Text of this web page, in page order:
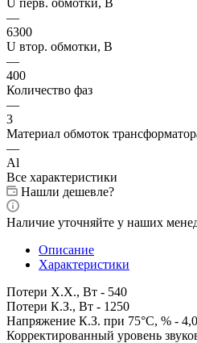
—
6300
U втор. обмотки, В
—
400
Количество фаз
—
3
Материал обмоток
—
Al
Все характеристики
Нашли дешевле?
Наличие уточняйте у наших
Описание
Характеристики
Потери Х.Х., Вт - 540
Потери К.З., Вт - 1250
Напряжение К.З. при 75°С, % - 4,0
Корректированный уровень